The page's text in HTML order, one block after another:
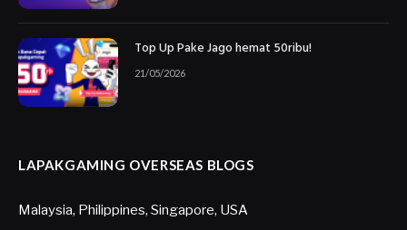
Top Up Pake Jago hemat 50ribu!
21/05/2026
LAPAKGAMING OVERSEAS BLOGS
Malaysia, Philippines, Singapore, USA